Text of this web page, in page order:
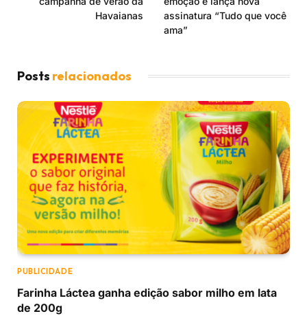
Havaianas
assinatura “Tudo que você
ama”
Posts relacionados
PUBLICIDADE
Farinha Láctea ganha edição sabor milho em lata
de 200g